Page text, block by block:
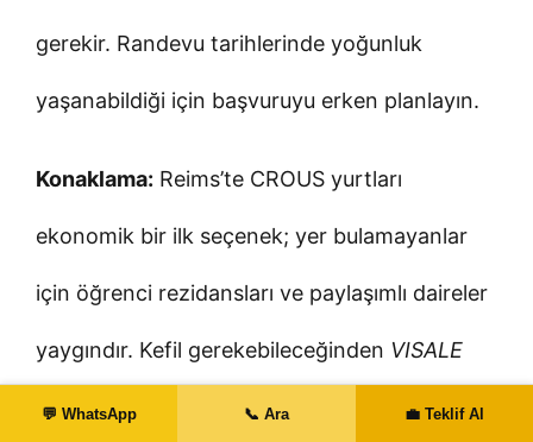
gerekir. Randevu tarihlerinde yoğunluk
yaşanabildiği için başvuruyu erken planlayın.
Konaklama: Reims’te CROUS yurtları
ekonomik bir ilk seçenek; yer bulamayanlar
için öğrenci rezidansları ve paylaşımlı daireler
yaygındır. Kefil gerekebileceğinden VISALE
gibi ücretsiz kefalet çözümlerine
💬 WhatsApp 📞 Ara 💼 Teklif Al